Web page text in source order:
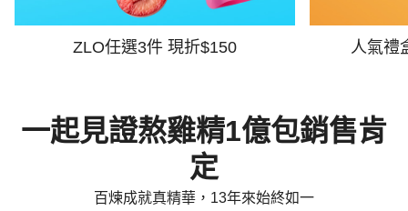
ZLO任選3件 現折$150 人氣禮
一起見證熬雞精1億包銷售肯
定
百煉成就真精華，13年來始終如一